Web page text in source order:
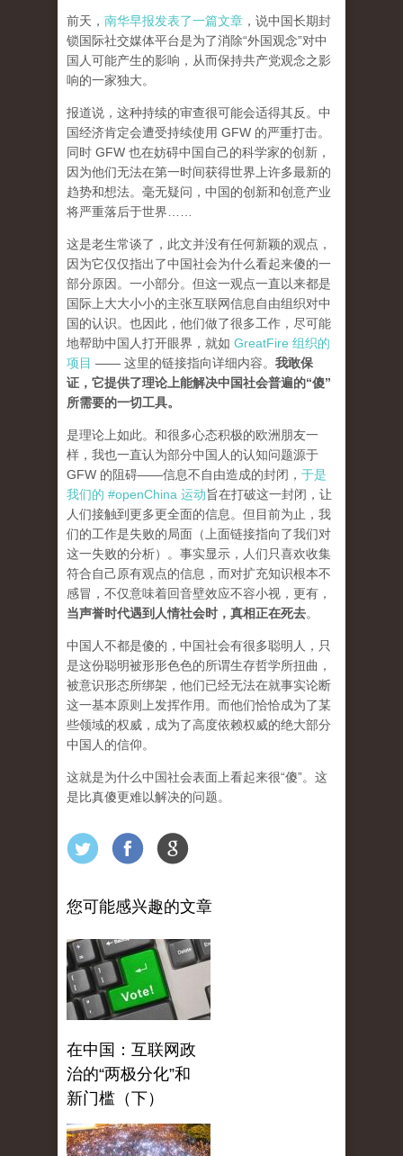
前天， 南华早报发表了一篇文章 ，说中国长期封
锁国际社交媒体平台是为了消除“外国观念”对中
国人可能产生的影响，从而保持共产党观念之影
响的一家独大。
报道说，这种持续的审查很可能会适得其反。中
国经济肯定会遭受持续使用 GFW 的严重打击。
同时 GFW 也在妨碍中国自己的科学家的创新，
因为他们无法在第一时间获得世界上许多最新的
趋势和想法。毫无疑问，中国的创新和创意产业
将严重落后于世界……
这是老生常谈了，此文并没有任何新颖的观点，
因为它仅仅指出了中国社会为什么看起来傻的一
部分原因。一小部分。但这一观点一直以来都是
国际上大大小小的主张互联网信息自由组织对中
国的认识。也因此，他们做了很多工作，尽可能
地帮助中国人打开眼界，就如 GreatFire 组织的
项目 —— 这里的链接指向详细内容。 我敢保
证，它提供了理论上能解决中国社会普遍的“傻”
所需要的一切工具。
是理论上如此。和很多心态积极的欧洲朋友一
样，我也一直认为部分中国人的认知问题源于
GFW 的阻碍——信息不自由造成的封闭， 于是
我们的 #openChina 运动旨在打破这一封闭，让
人们接触到更多更全面的信息。但目前为止，我
们的工作是失败的局面（ 上面链接指向了我们对
这一失败的分析）。事实显示，人们只喜欢收集
符合自己原有观点的信息，而对扩充知识根本不
感冒，不仅意味着回音壁效应不容小视，更有，
当声誉时代遇到人情社会时，真相正在死去。
中国人不都是傻的，中国社会有很多聪明人，只
是这份聪明被形形色色的所谓生存哲学所扭曲，
被意识形态所绑架，他们已经无法在就事实论断
这一基本原则上发挥作用。而他们恰恰成为了某
些领域的权威，成为了高度依赖权威的绝大部分
中国人的信仰。
这就是为什么中国社会表面上看起来很“傻”。这
是比真傻更难以解决的问题。
您可能感兴趣的文章
在中国：互联网政
治的“两极分化”和
新门槛（下）